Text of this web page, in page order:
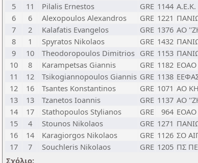
5
11 Pilalis Ernestos GRE 1144 Α.Ε.Κ.
6
6 Alexopoulos Alexandros GRE 1221
7
2 Kalafatis Evangelos GRE 1376 ΑΟ
8
1 Spyratos Nikolaos GRE 1432
9
10 Theodoropoulos Dimitrios GRE 1153
10
8 Karampetsas Giannis GRE 1182 ΕΟΑΟ
11
12 Tsikogiannopoulos Giannis GRE 1138
12
16 Tsantes Konstantinos GRE 1071 ΑΟ
13
13 Tzanetos Ioannis GRE 1137 ΑΟ
14
17 Stathopoulos Stylianos GRE 964 ΕΟΑΟ
15
4 Stounos Nikolaos GRE 1271
16
14 Karagiorgos Nikolaos GRE 1126 ΣΟ
17
7 Souchleris Nikolaos GRE 1205 ΠΣ
Σχόλιο: